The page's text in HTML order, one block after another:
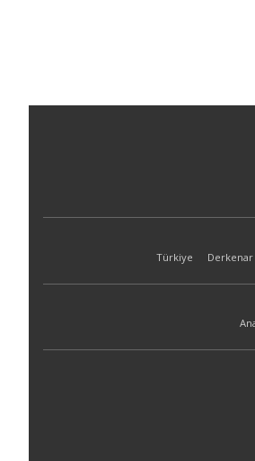
Türkiye Derkenar